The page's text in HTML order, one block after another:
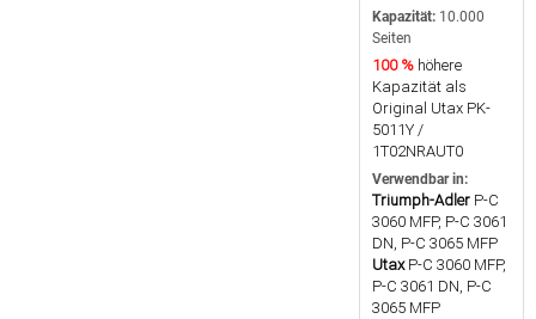
Kapazität: 10.000
Seiten
100 % höhere
Kapazität als
Original Utax PK-
5011Y /
1T02NRAUT0
Verwendbar in:
Triumph-Adler P-C
3060 MFP, P-C 3061
DN, P-C 3065 MFP
Utax P-C 3060 MFP,
P-C 3061 DN, P-C
3065 MFP